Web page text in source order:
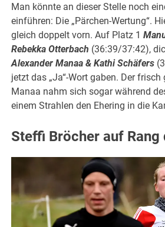
Man könnte an dieser Stelle noch
einführen: Die „Pärchen-Wertung“.
gleich doppelt vorn. Auf Platz 1
Rebekka Otterbach (36:39/37:42),
Alexander Manaa & Kathi Schäfers
jetzt das „Ja“-Wort gaben. Der
Manaa nahm sich sogar während
einem Strahlen den Ehering in die
Steffi Bröcher auf Rang